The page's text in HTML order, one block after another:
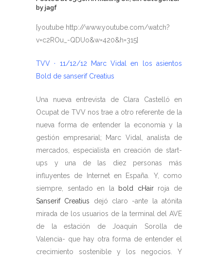
by jagf
[youtube http://www.youtube.com/watch?
v=c2ROu_-QDUo&w=420&h=315]
TVV · 11/12/12 Marc Vidal en los asientos
Bold de sanserif Creatius
Una nueva entrevista de Clara Castelló en
Ocupat de TVV nos trae a otro referente de la
nueva forma de entender la economía y la
gestión empresarial; Marc Vidal, analista de
mercados, especialista en creación de start-
ups y una de las diez personas más
influyentes de Internet en España. Y, como
siempre, sentado en la
bold cHairroja de
Sanserif Creatius dejó claro -ante la atónita
mirada de los usuarios de la terminal del AVE
de la estación de Joaquín Sorolla de
Valencia- que hay otra forma de entender el
crecimiento sostenible y los negocios. Y